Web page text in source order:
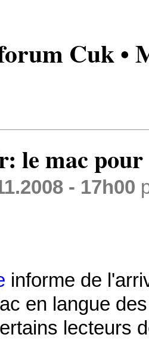
Cuk •
le mac pour
- 17h00
informe de
en langue
lecteurs